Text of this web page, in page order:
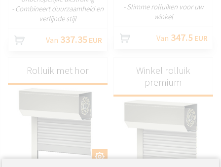
- Combineert duurzaamheid en
verfijnde stijl
Van 337.35 EUR
- Slimme rolluiken voor uw
winkel
Van 347.5 EUR
AANPASSEN
Rolluik met hor
Winkel rolluik
premium